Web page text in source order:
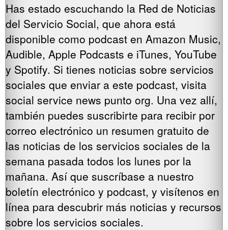
Has estado escuchando la Red de Noticias
del Servicio Social, que ahora está
disponible como podcast en Amazon Music,
Audible, Apple Podcasts e iTunes, YouTube
y Spotify. Si tienes noticias sobre servicios
sociales que enviar a este podcast, visita
social service news punto org. Una vez allí,
también puedes suscribirte para recibir por
correo electrónico un resumen gratuito de
las noticias de los servicios sociales de la
semana pasada todos los lunes por la
mañana. Así que suscríbase a nuestro
boletín electrónico y podcast, y visítenos en
línea para descubrir más noticias y recursos
sobre los servicios sociales.